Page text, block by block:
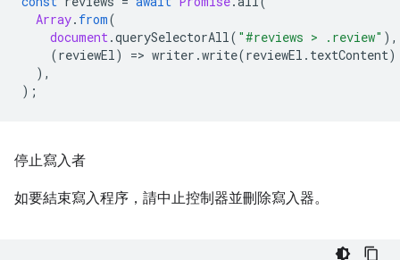
Array. from(
document.querySelectorAll( "#reviews > .review" ),
(reviewEl) => writer .write(reviewEl . textContent)
),
);
停止寫入者
如要結束寫入程序，請中止控制器並刪除寫入器。